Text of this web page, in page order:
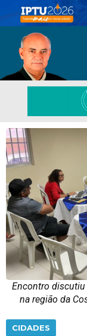
Encontro
na região da
CIDADES